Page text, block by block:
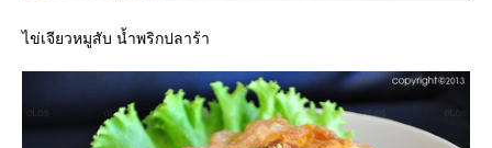
ไข่เจียวหมูสับ น้ำพริกปลาร้า